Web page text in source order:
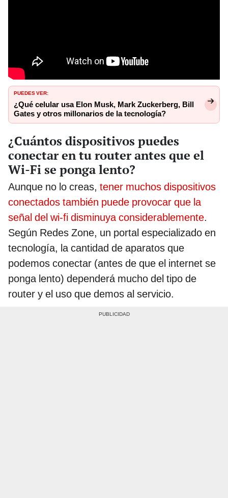
PUEDES VER:
¿Qué celular usa Elon Musk, Mark Zuckerberg, Bill
Gates y otros millonarios de la tecnología?
¿Cuántos dispositivos puedes
conectar en tu router antes que el
Wi-Fi se ponga lento?
Aunque no lo creas, tener muchos dispositivos
conectados también puede provocar que la
señal del wi-fi disminuya considerablemente.
Según Redes Zone, un portal especializado en
tecnología, la cantidad de aparatos que
podemos conectar (antes de que el internet se
ponga lento) dependerá mucho del tipo de
router y el uso que demos al servicio.